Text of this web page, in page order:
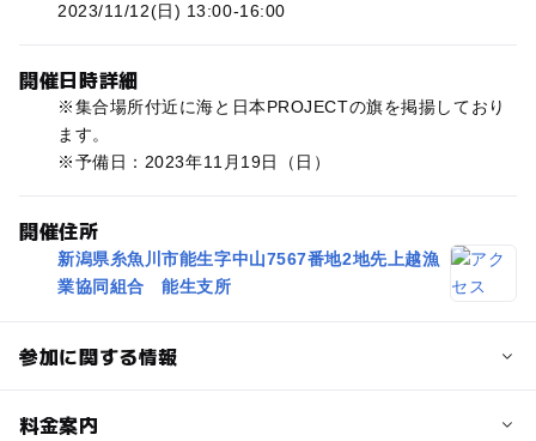
2023/11/12(日) 13:00-16:00
開催日時詳細
※集合場所付近に海と日本PROJECTの旗を掲揚しており
ます。
※予備日：2023年11月19日（日）
開催住所
新潟県糸魚川市能生字中山7567番地2地先上越漁
業協同組合 能生支所
参加に関する情報
定員
料金案内